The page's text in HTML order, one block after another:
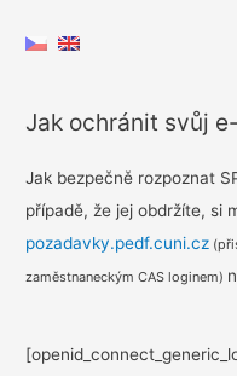
Jak ochránit svůj
Jak bezpečně rozpoznat
případě, že jej obdržíte, si
pozadavky.pedf.cuni.cz
zaměstnaneckým CAS loginem)